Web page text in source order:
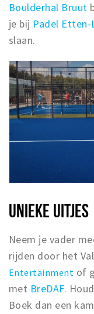
Boulderhal Bruut
je bij Padel Etten-
slaan.
UNIEKE UITJES
Neem je vader
rijden door het
Entertainment of
met BreDAF.
Boek dan een